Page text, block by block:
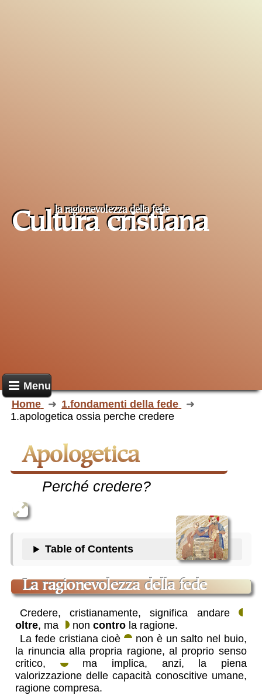
Cultura cristiana
la ragionevolezza della fede
Menu
Home
1.fondamenti della fede
1.apologetica ossia perche credere
Apologetica
Perché credere?
Table of Contents
La ragionevolezza della fede
Credere, cristianamente, significa andare
oltre, ma noncontro la ragione.
La fede cristiana cioè
non è un salto nel buio,
la rinuncia alla propria ragione, al proprio senso
critico,
ma implica, anzi, la piena
valorizzazione delle capacità conoscitive umane,
ragione compresa.